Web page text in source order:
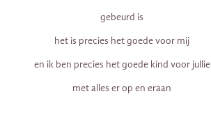
gebeurd is
het is precies het goede voor mij
en ik ben precies het goede kind voor jullie
met alles er op en eraan